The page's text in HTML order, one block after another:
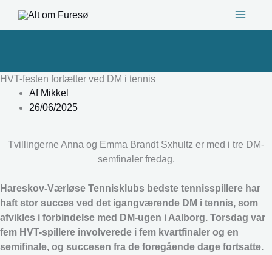
HVT-festen fortætter ved DM i tennis
AfMikkel
26/06/2025
Tvillingerne Anna og Emma Brandt Sxhultz er med i tre DM-
semfinaler fredag.
Hareskov-Værløse Tennisklubs bedste tennisspillere har
haft stor succes ved det igangværende DM i tennis, som
afvikles i forbindelse med DM-ugen i Aalborg. Torsdag var
fem HVT-spillere involverede i fem kvartfinaler og en
semifinale, og succesen fra de foregående dage fortsatte.